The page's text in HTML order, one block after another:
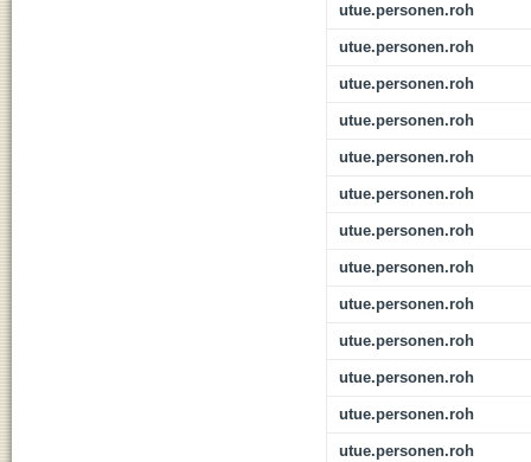
utue.personen.roh
utue.personen.roh
utue.personen.roh
utue.personen.roh
utue.personen.roh
utue.personen.roh
utue.personen.roh
utue.personen.roh
utue.personen.roh
utue.personen.roh
utue.personen.roh
utue.personen.roh
utue.personen.roh